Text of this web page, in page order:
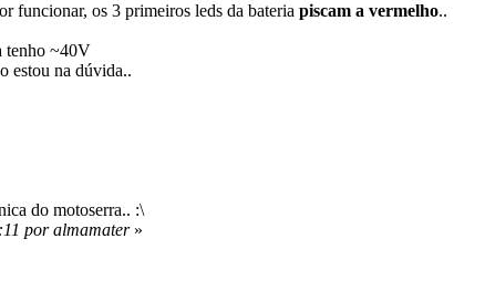
funcionar, os 3 primeiros leds da bateria piscam a vermelho..
tenho ~40V
estou na dúvida..
do motoserra.. :\
por almamater»